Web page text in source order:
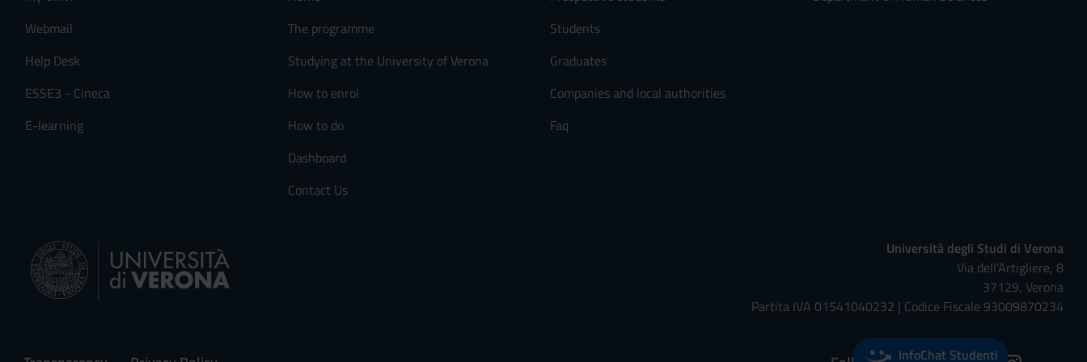
Webmail
Help Desk
ESSE3 - Cineca
E-learning
The programme
Studying at the University of Verona
How to enrol
How to do
Dashboard
Contact Us
Students
Graduates
Companies and local authorities
Faq
Università degli Studi di Verona
Via dell'Artigliere, 8
37129, Verona
Partita IVA 01541040232 | Codice Fiscale 93009870234
InfoChat Studenti